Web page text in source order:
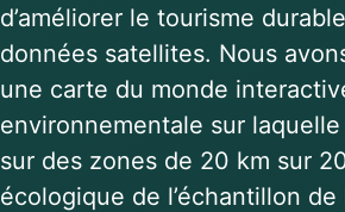
d’améliorer le tourisme
données satellites. Nous
une carte du monde
environnementale sur
sur des zones de 20 km sur
écologique de l’échantillon